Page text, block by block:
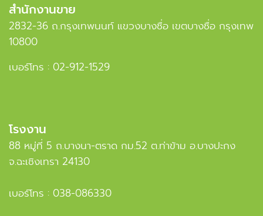
สำนักงานขาย
2832-36 ถ.กรุงเทพนนท์ แขวงบางซื่อ เขตบางซื่อ กรุงเทพ
10800
เบอร์โทร : 02-912-1529
โรงงาน
88 หมู่ที่ 5 ถ.บางนา-ตราด กม.52 ต.ท่าข้าม อ.บางปะกง
จ.ฉะเชิงเทรา 24130
เบอร์โทร : 038-086330